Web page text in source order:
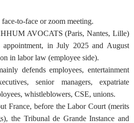
to-face or zoom meeting.
AVOCATS (Paris, Nantes, Lille)
in July 2025 and August
in labor law (employee side).
defends employees, entertainment
senior managers, expatriate
whistleblowers, CSE, unions.
France, before the Labor Court (merits
the Tribunal de Grande Instance and